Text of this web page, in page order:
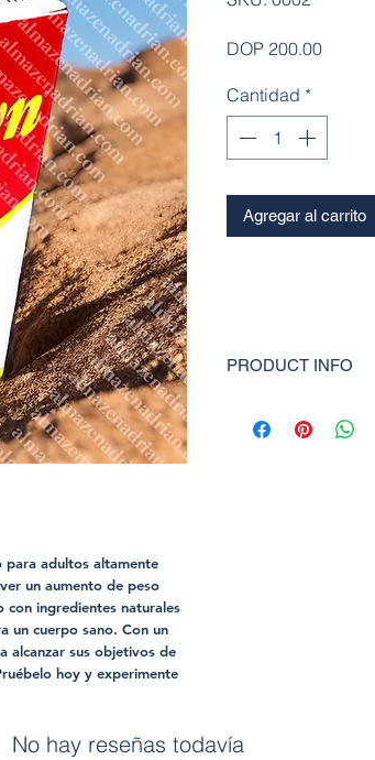
para adultos altamente
un aumento de peso
con ingredientes naturales
un cuerpo sano. Con un
alcanzar sus objetivos de
hoy y experimente
DOP 200.00Precio
Cantidad *
Agregar al carrito
PRODUCT INFO
para adultos
No hay reseñas todavía